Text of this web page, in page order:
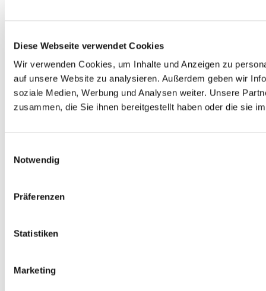
Diese Webseite verwendet Cookies
Wir verwenden Cookies, um Inhalte und Anzeigen zu
auf unsere Website zu analysieren. Außerdem geben wir
soziale Medien, Werbung und Analysen weiter. Unsere
zusammen, die Sie ihnen bereitgestellt haben oder die sie
Notwendig
Präferenzen
Statistiken
Marketing